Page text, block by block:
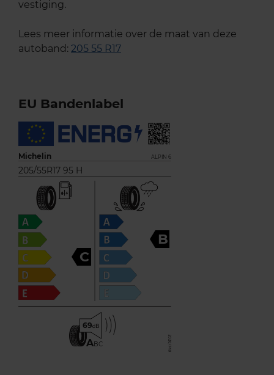
vestiging.
Lees meer informatie over de maat van deze
autoband: 205 55 R17
EU Bandenlabel
Michelin ALPIN 6
205/55R17 95 H
C
B
69
ABC